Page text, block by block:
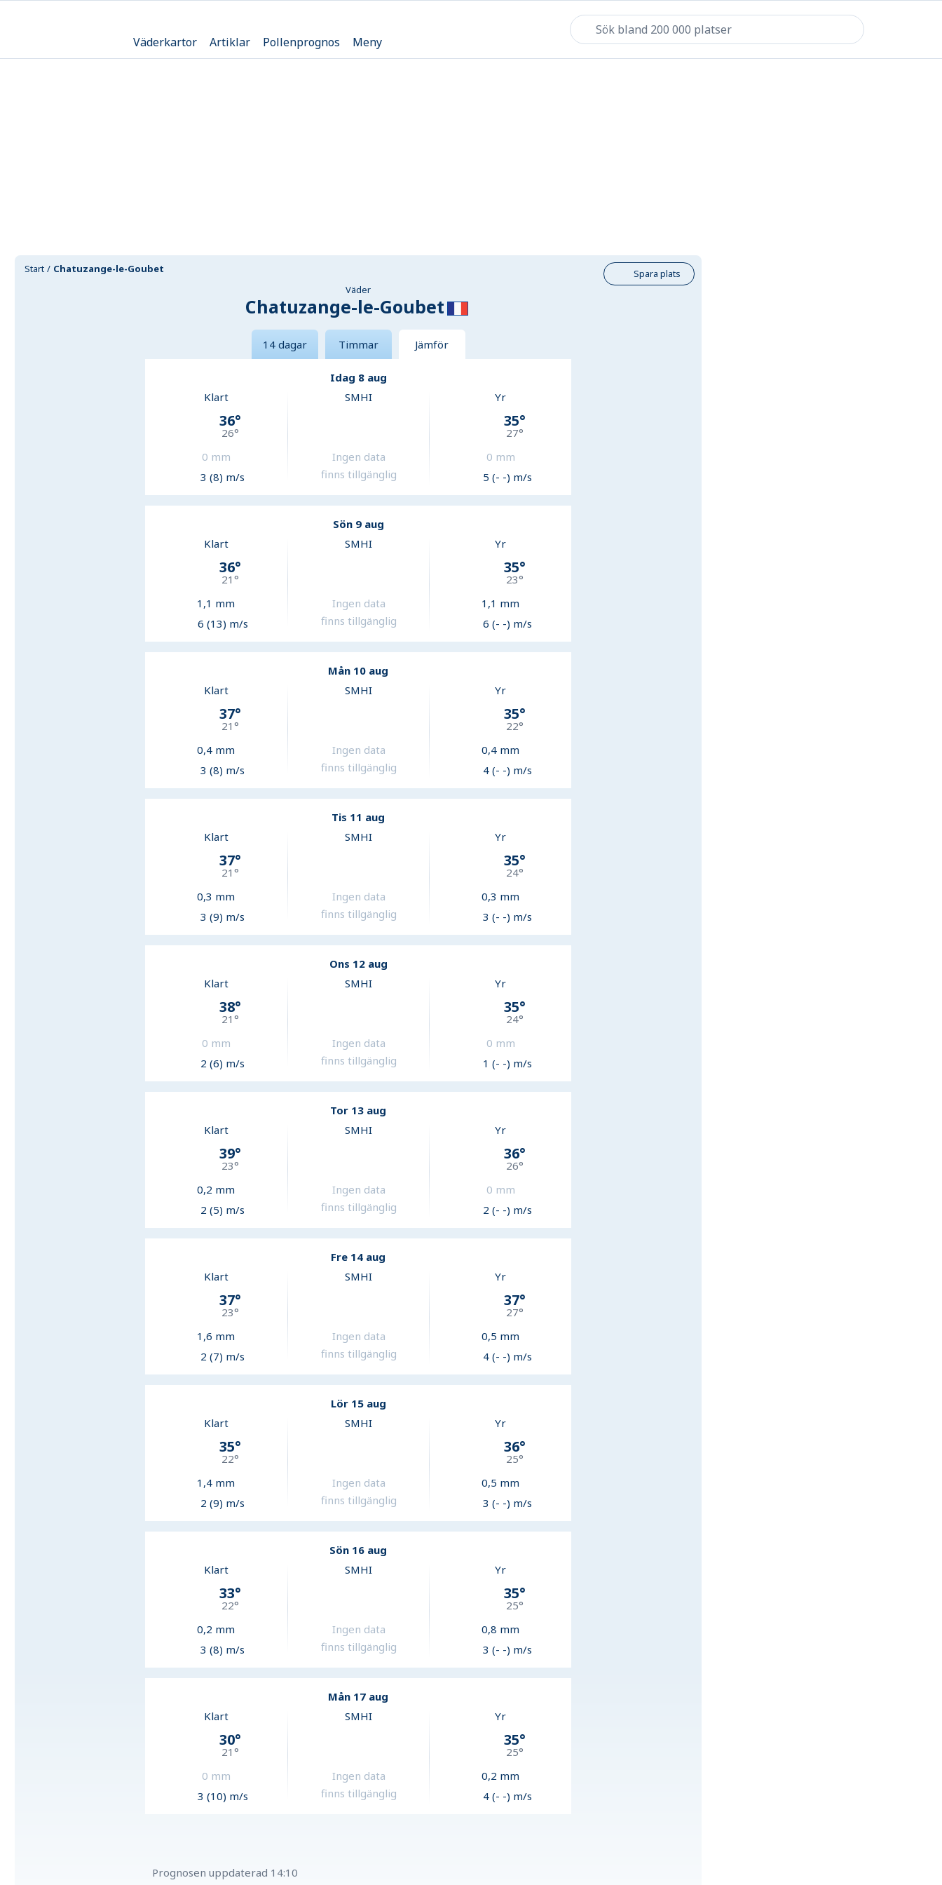
Väderkartor Artiklar Pollenprognos Meny
Start Chatuzange-le-Goubet
Spara plats
Väder
Chatuzange-le-Goubet
14 dagar Timmar Jämför
Idag 8 aug
Klart
36°
26°
0 mm
3 (8) m/s
SMHI
Ingen data
finns tillgänglig
Yr
35°
27°
0 mm
5 (- -) m/s
Sön 9 aug
Klart
36°
21 °
1,1 mm
6 (13) m/s
SMHI
Ingen data
finns tillgänglig
Yr
35°
23°
1,1 mm
6 (- -) m/s
Mån 10 aug
Klart
37°
21 °
0,4 mm
3 (8) m/s
SMHI
Ingen data
finns tillgänglig
Yr
35°
22°
0,4 mm
4 (- -) m/s
Tis 11 aug
Klart
37°
21 °
0,3 mm
3 (9) m/s
SMHI
Ingen data
finns tillgänglig
Yr
35°
24°
0,3 mm
3 (- -) m/s
Ons 12 aug
Klart
38°
21 °
0 mm
2 (6) m/s
SMHI
Ingen data
finns tillgänglig
Yr
35°
24°
0 mm
1 (- -) m/s
Tor 13 aug
Klart
39°
23°
0,2 mm
2 (5) m/s
SMHI
Ingen data
finns tillgänglig
Yr
36°
26°
0 mm
2 (- -) m/s
Fre 14 aug
Klart
37°
23°
1,6 mm
2 (7) m/s
SMHI
Ingen data
finns tillgänglig
Yr
37°
27°
0,5 mm
4 (- -) m/s
Lör 15 aug
Klart
35°
22°
1,4 mm
2 (9) m/s
SMHI
Ingen data
finns tillgänglig
Yr
36°
25°
0,5 mm
3 (- -) m/s
Sön 16 aug
Klart
33°
22°
0,2 mm
3 (8) m/s
SMHI
Ingen data
finns tillgänglig
Yr
35°
25°
0,8 mm
3 (- -) m/s
Mån 17 aug
Klart
30°
21 °
0 mm
3 (10) m/s
SMHI
Ingen data
finns tillgänglig
Yr
35°
25°
0,2 mm
4 (- -) m/s
Prognosen uppdaterad 14:10